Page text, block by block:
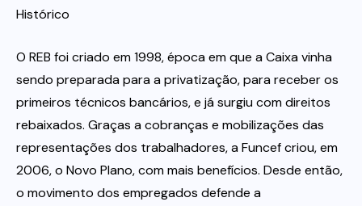
Histórico
O REB foi criado em 1998, época em que a Caixa vinha
sendo preparada para a privatização, para receber os
primeiros técnicos bancários, e já surgiu com direitos
rebaixados. Graças a cobranças e mobilizações das
representações dos trabalhadores, a Funcef criou, em
2006, o Novo Plano, com mais benefícios. Desde então,
o movimento dos empregados defende a